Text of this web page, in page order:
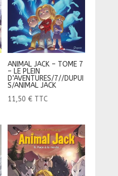
ANIMAL JACK – TOME 7
– LE PLEIN
D’AVENTURES/7//DUPUI
S/ANIMAL JACK
11,50 € TTC